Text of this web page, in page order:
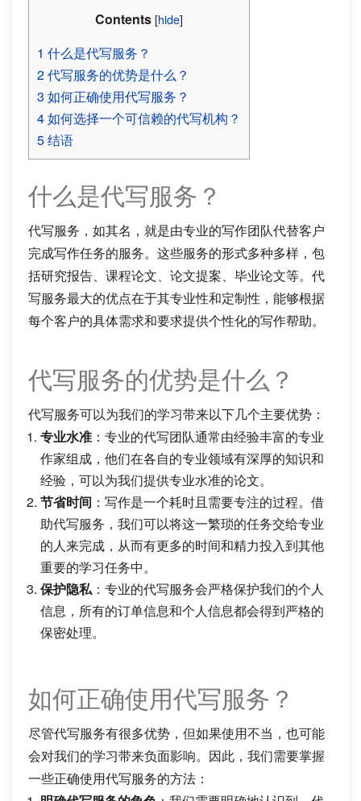
Contents [hide]
1 什么是代写服务？
2代写服务的优势是什么？
3 如何正确使用代写服务？
4如何选择一个可信赖的代写机构？
5结语
什么是代写服务？
代写服务，如其名，就是由专业的写作团队代替客户
完成写作任务的服务。这些服务的形式多种多样，包
括研究报告、课程论文、论文提案、毕业论文等。代
写服务最大的优点在于其专业性和定制性，能够根据
每个客户的具体需求和要求提供个性化的写作帮助。
代写服务的优势是什么？
代写服务可以为我们的学习带来以下几个主要优势：
专业水准 ：专业的代写团队通常由经验丰富的专业
作家组成，他们在各自的专业领域有深厚的知识和
经验，可以为我们提供专业水准的论文。
节省时间 ：写作是一个耗时且需要专注的过程。借
助代写服务，我们可以将这一繁琐的任务交给专业
的人来完成，从而有更多的时间和精力投入到其他
重要的学习任务中。
保护隐私：专业的代写服务会严格保护我们的个人
信息，所有的订单信息和个人信息都会得到严格的
保密处理。
如何正确使用代写服务？
尽管代写服务有很多优势，但如果使用不当，也可能
会对我们的学习带来负面影响。因此，我们需要掌握
一些正确使用代写服务的方法：